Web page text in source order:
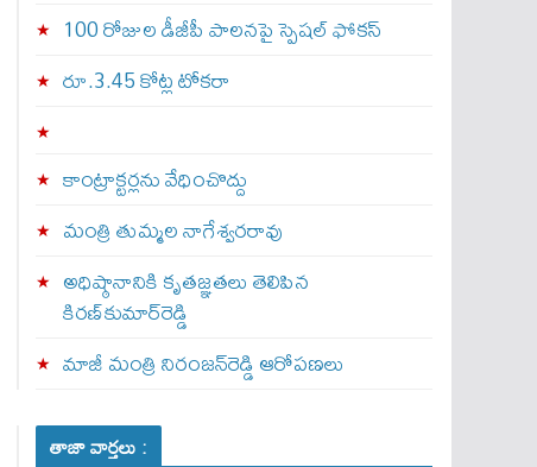
100 రోజుల డీజీపీ పాలనపై స్పెషల్ ఫోకస్
రూ.3.45 కోట్ల టోకరా
కాంట్రాక్టర్లను వేధించొద్దు
మంత్రి తుమ్మల నాగేశ్వరరావు
అధిష్ఠానానికి కృతజ్ఞతలు తెలిపిన
కిరణ్‌కుమార్‌రెడ్డి
మాజీ మంత్రి నిరంజన్‌రెడ్డి ఆరోపణలు
తాజా వార్తలు :